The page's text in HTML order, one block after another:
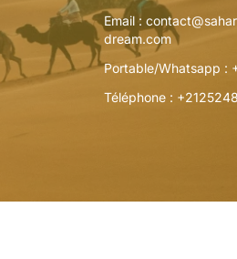
Email :
dream.com
Portable/Whatsapp :
Téléphone :